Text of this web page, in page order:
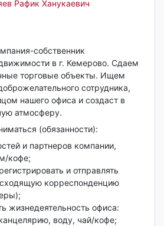
Рафик Ханукаевич
собственник
в г. Кемерово. Сдаем
торговые объекты. Ищем
сотрудника,
нашего офиса и создаст в
атмосферу.
(обязанности):
и партнеров компании,
кофе;
и отправлять
корреспонденцию
жизнедеятельность офиса:
воду, чай/кофе;